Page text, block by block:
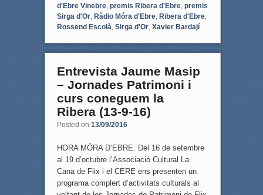
d'Ebre Vinebre, premis Ribera d'Ebre, premis
Sirga d'Or, Ràdio Móra d'Ebre, Ribera d'Ebre,
Rossend Escolà Sirga d'Or, Xavier Bardají
Entrevista Jaume Masip
– Jornades Patrimoni i
curs coneguem la
Ribera (13-9-16)
Posted on 13/09/2016
HORA MÓRA D’EBRE. Del 16 de setembre
al 19 d’octubre l’Associació Cultural La
Cana de Flix i el CERE ens presenten un
programa complert d’activitats culturals al